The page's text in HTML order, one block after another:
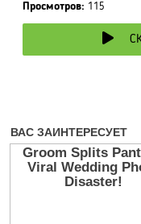
Просмотров: 115